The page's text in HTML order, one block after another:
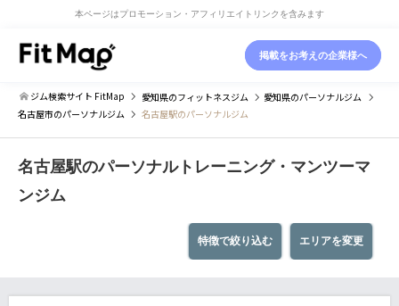
本ページはプロモーション・アフィリエイトリンクを含みます
掲載をお考えの企業様へ
ジム検索サイト FitMap 愛知県のフィットネスジム 愛知県のパーソナルジム
名古屋市のパーソナルジム 名古屋駅のパーソナルジム
名古屋駅のパーソナルトレーニング・マンツーマ
ンジム
エリアを変更
特徴で絞り込む